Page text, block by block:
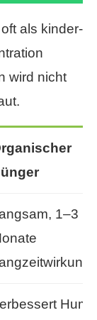
als kinder-
wird nicht
1–3